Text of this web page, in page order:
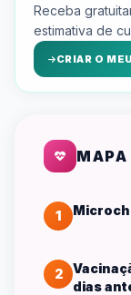
Receba
estimativa de
CRIAR O
MAPA
1
2
dias